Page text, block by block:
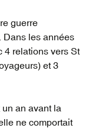
guerre
Dans les années
4 relations vers St
et 3
an avant la
ne comportait